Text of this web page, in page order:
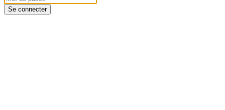
Se connecter